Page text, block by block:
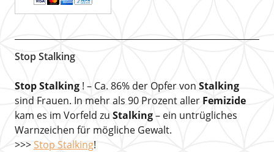
Stop Stalking
Stop Stalking! – Ca. 86% der Opfer von Stalking
sind Frauen. In mehr als 90 Prozent aller Femizide
kam es im Vorfeld zu Stalking– ein untrügliches
Warnzeichen für mögliche Gewalt.
>>> Stop Stalking!